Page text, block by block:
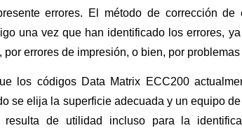
errores. El método de corrección de
una vez que han identificado los errores,
errores de impresión, o bien, por
los códigos Data Matrix ECC200
se elija la superficie adecuada y un equipo
de utilidad incluso para la